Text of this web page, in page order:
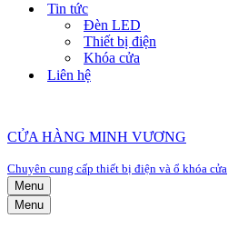
Tin tức
Đèn LED
Thiết bị điện
Khóa cửa
Liên hệ
CỬA HÀNG MINH VƯƠNG
Chuyên cung cấp thiết bị điện và ổ khóa cửa
Menu
Menu